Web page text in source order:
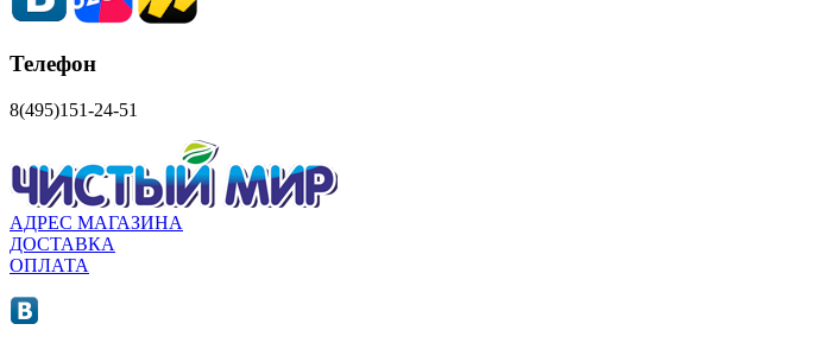
Телефон
8(495)151-24-51
АДРЕС МАГАЗИНА
ДОСТАВКА
ОПЛАТА